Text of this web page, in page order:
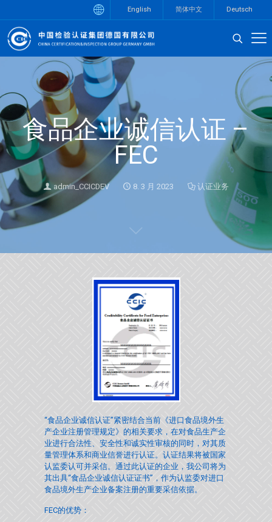
English 简体中文 Deutsch
食品企业诚信认证 –
FEC
admin_CCICDEV 8. 3 月 2023 认证业务
“食品企业诚信认证”紧密结合当前《进口食品境外生
产企业注册管理规定》的相关要求，在对食品生产企
业进行合法性、安全性和诚实性审核的同时，对其质
量管理体系和商业信誉进行认证。认证结果将被国家
认监委认可并采信。通过此认证的企业，我公司将为
其出具“食品企业诚信认证证书”，作为认监委对进口
食品境外生产企业备案注册的重要采信依据。
FEC的优势：